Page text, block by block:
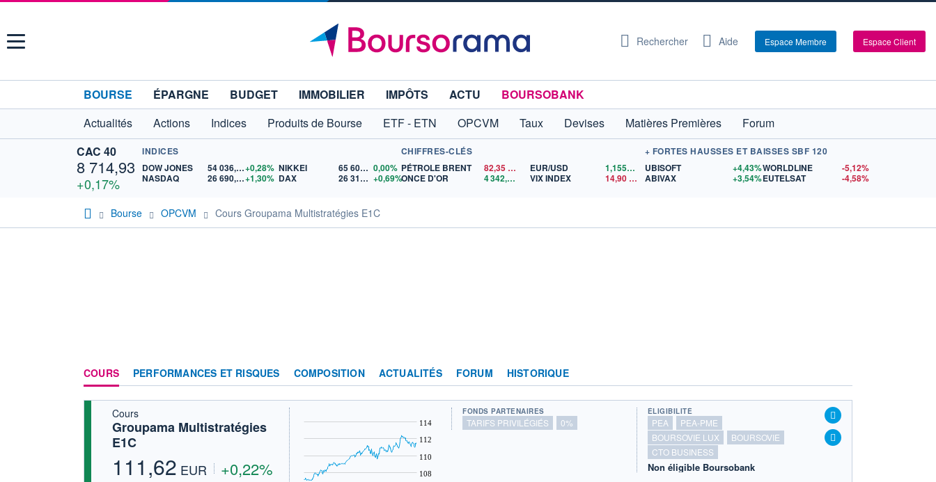
Menu Rechercher Aide Espace Membre Espace Client
BOURSE ÉPARGNE BUDGET IMMOBILIER IMPÔTS ACTU
BOURSOBANK
Actualités
Actions Indices Produits de Bourse ETF - ETN OPCVM Taux Devises Matières Premières
Forum
CAC 40
8 714,93
+0,17%
INDICES
DOW JONES
54 036,93+0,28%
NASDAQ
26 690,62+1,30%
NIKKEI 65 606,71 0,00%
DAX
26 319,45 +0,69%
CHIFFRES-CLÉS
PÉTROLE BRENT
82,35$US
ONCE D'OR
4 342,26 $US
EUR/USD 1,1559$US
VIX INDEX
14,90
+ FORTES HAUSSES ET BAISSES SBF 120
UBISOFT
+4,43%
ABIVAX
+3,54%
WORLDLINE
-5,12%
EUTELSAT
-4,58%
Bourse OPCVM Cours Groupama Multistratégies E1C
COURS PERFORMANCES ET RISQUES COMPOSITION ACTUALITÉS FORUM HISTORIQUE
Cours
Groupama Multistratégies
E1C
111,62 EUR +0,22% 108
110
112
114
FONDS PARTENAIRES
TARIFS PRIVILÉGIÉS 0%
ÉLIGIBILITÉ
PEA
PEA-PME
BOURSOVIE LUX
BOURSOVIE
CTO BUSINESS
Non éligible Boursobank